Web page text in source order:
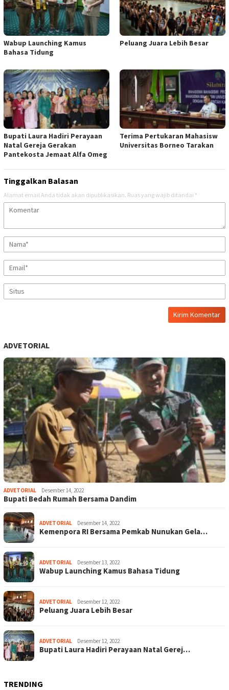
Wabup Launching Kamus
Bahasa Tidung
Peluang Juara Lebih Besar
Bupati Laura Hadiri Perayaan
Natal Gereja Gerakan
Pantekosta Jemaat Alfa Omeg
Terima Pertukaran Mahasisw
Universitas Borneo Tarakan
Tinggalkan Balasan
Alamat email Anda tidak akan dipublikasikan. Ruas yang wajib ditandai *
ADVETORIAL
ADVETORIAL Desember 14, 2022
Bupati Bedah Rumah Bersama Dandim
ADVETORIAL Desember 14, 2022
Kemenpora RI Bersama Pemkab Nunukan Gela…
ADVETORIAL Desember 13, 2022
Wabup Launching Kamus Bahasa Tidung
ADVETORIAL Desember 12, 2022
Peluang Juara Lebih Besar
ADVETORIAL Desember 12, 2022
Bupati Laura Hadiri Perayaan Natal Gerej…
TRENDING